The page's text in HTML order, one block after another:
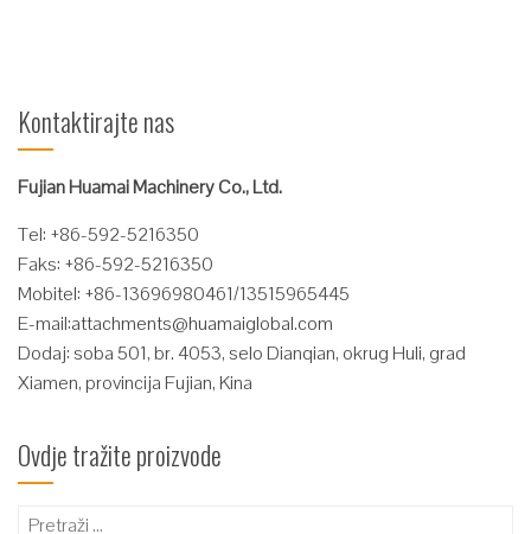
Kontaktirajte nas
Fujian Huamai Machinery Co., Ltd.
Tel: +86-592-5216350
Faks: +86-592-5216350
Mobitel: +86-13696980461/13515965445
E-mail:attachments@huamaiglobal.com
Dodaj: soba 501, br. 4053, selo Dianqian, okrug Huli, grad
Xiamen, provincija Fujian, Kina
Ovdje tražite proizvode
Pretraži: